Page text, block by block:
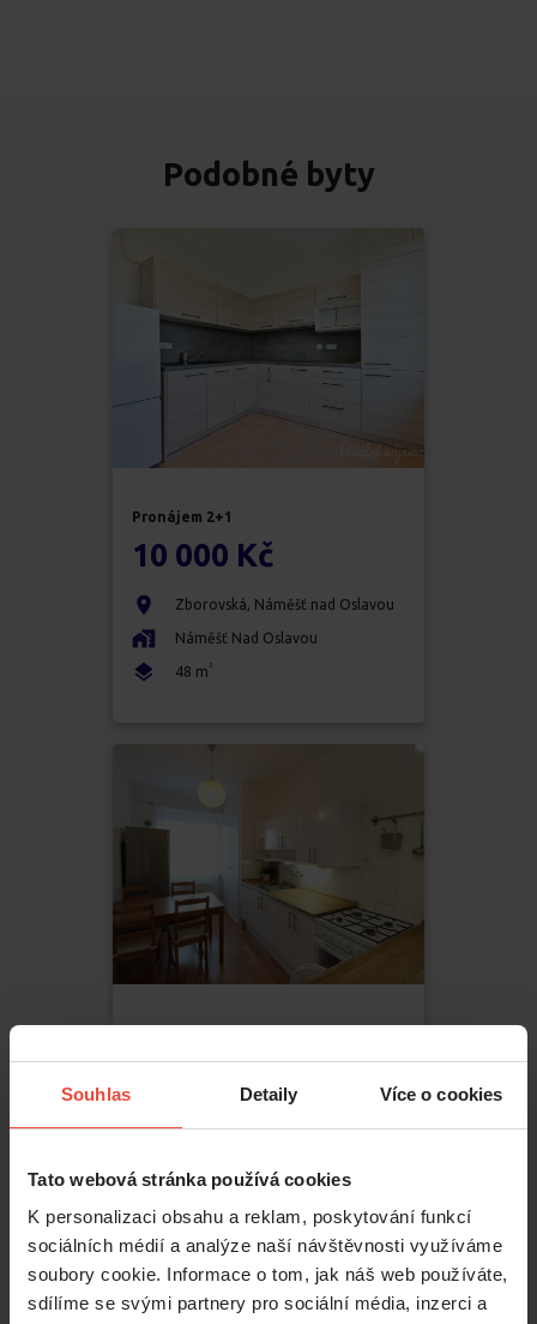
Souhlas Detaily Více o cookies
Tato webová stránka používá cookies
K personalizaci obsahu a reklam, poskytování funkcí
sociálních médií a analýze naší návštěvnosti využíváme
soubory cookie. Informace o tom, jak náš web používáte,
sdílíme se svými partnery pro sociální média, inzerci a
Podobné byty
Pronájem 2+1
10 000 Kč
Zborovská, Náměšť nad Oslavou
Náměšť Nad Oslavou
48 m 2
23 100 Kč
64m